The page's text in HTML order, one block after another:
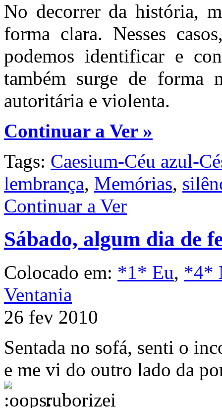
No decorrer da história,
forma clara. Nesses
podemos identificar e
também surge de forma
autoritária e violenta.
Continuar a Ver »
Tags: Caesium-Céu azul-
lembrança, Memórias,
Continuar a Ver
Sábado, algum dia de
Colocado em: *1* Eu, *4*
Ventania
26 fev 2010
Sentada no sofá, senti o
e me vi do outro lado da
ruborizei